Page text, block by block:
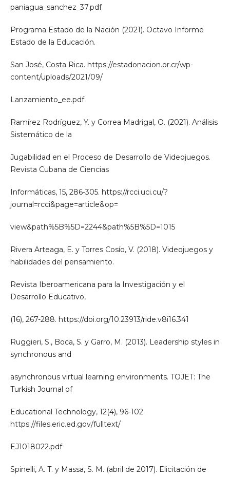
paniagua_sanchez_37.pdf
Programa Estado de la Nación (2021). Octavo Informe
Estado de la Educación.
San José, Costa Rica. https://estadonacion.or.cr/wp-
content/uploads/2021/09/
Lanzamiento_ee.pdf
Ramírez Rodríguez, Y. y Correa Madrigal, O. (2021). Análisis
Sistemático de la
Jugabilidad en el Proceso de Desarrollo de Videojuegos.
Revista Cubana de Ciencias
Informáticas, 15, 286-305. https://rcci.uci.cu/?
journal=rcci&page=article&op=
view&path%5B%5D=2244&path%5B%5D=1015
Rivera Arteaga, E. y Torres Cosío, V. (2018). Videojuegos y
habilidades del pensamiento.
Revista Iberoamericana para la Investigación y el
Desarrollo Educativo,
(16), 267-288. https://doi.org/10.23913/ride.v8i16.341
Ruggieri, S., Boca, S. y Garro, M. (2013). Leadership styles in
synchronous and
asynchronous virtual learning environments. TOJET: The
Turkish Journal of
Educational Technology, 12(4), 96-102.
https://files.eric.ed.gov/fulltext/
EJ1018022.pdf
Spinelli, A. T. y Massa, S. M. (abril de 2017). Elicitación de